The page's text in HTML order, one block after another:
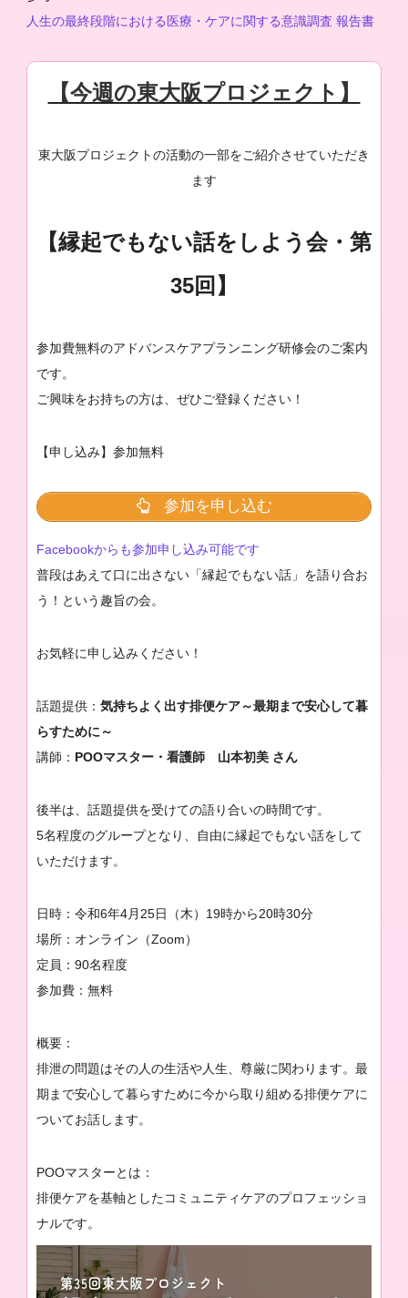
人生の最終段階における医療・ケアに関する意識調査 報告書
【今週の東大阪プロジェクト】
東大阪プロジェクトの活動の一部をご紹介させていただき
ます
【縁起でもない話をしよう会・第
35回】
参加費無料のアドバンスケアプランニング研修会のご案内
です。
ご興味をお持ちの方は、ぜひご登録ください！
【申し込み】参加無料
参加を申し込む
Facebookからも参加申し込み可能です
普段はあえて口に出さない「縁起でもない話」を語り合お
う！という趣旨の会。
お気軽に申し込みください！
話題提供： 気持ちよく出す排便ケア～最期まで安心して暮
らすために～
講師： POOマスター・看護師 山本初美 さん
後半は、話題提供を受けての語り合いの時間です。
5名程度のグループとなり、自由に縁起でもない話をして
いただけます。
日時：令和6年4月25日（木）19時から20時30分
場所：オンライン（Zoom）
定員：90名程度
参加費：無料
概要：
排泄の問題はその人の生活や人生、尊厳に関わります。最
期まで安心して暮らすために今から取り組める排便ケアに
ついてお話します。
POOマスターとは：
排便ケアを基軸としたコミュニティケアのプロフェッショ
ナルです。